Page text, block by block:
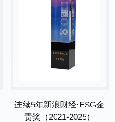
连续5年新浪财经·ESG金
责奖（2021-2025）